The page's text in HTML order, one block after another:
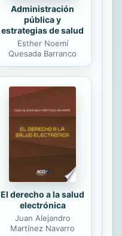
Administración
pública y
estrategias de salud
Esther Noemí
Quesada Barranco
El derecho a la salud
electrónica
Juan Alejandro
Martínez Navarro